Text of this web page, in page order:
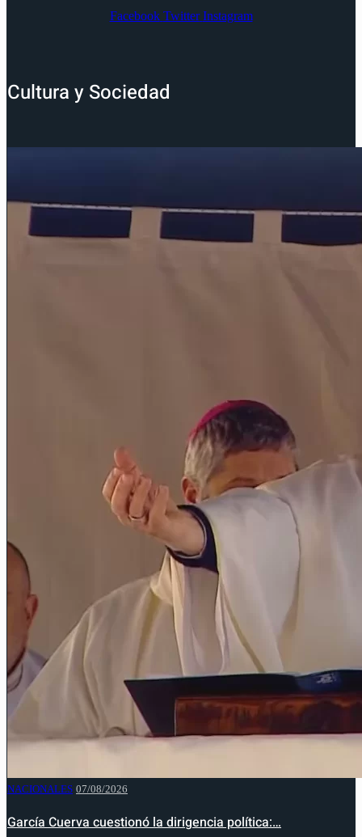
Facebook Twitter Instagram
Cultura y Sociedad
NACIONALES 07/08/2026
García Cuerva cuestionó la dirigencia política:…